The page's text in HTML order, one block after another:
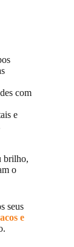
com
e
brilho,
o
seus
e